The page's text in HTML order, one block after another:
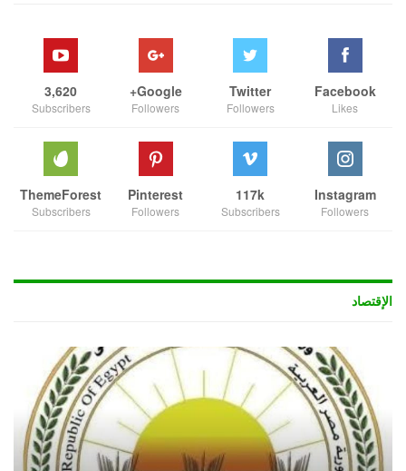
Facebook
Likes
Twitter
Followers
Google+
Followers
3,620
Subscribers
Instagram
Followers
117k
Subscribers
Pinterest
Followers
ThemeForest
Subscribers
الإقتصاد